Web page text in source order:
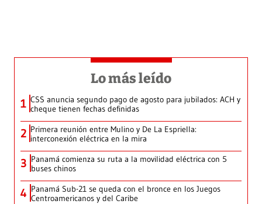
Lo más leído
1 CSS anuncia segundo pago de agosto para jubilados: ACH y
cheque tienen fechas definidas
2 Primera reunión entre Mulino y De La Espriella:
interconexión eléctrica en la mira
3 Panamá comienza su ruta a la movilidad eléctrica con 5
buses chinos
4 Panamá Sub-21 se queda con el bronce en los Juegos
Centroamericanos y del Caribe